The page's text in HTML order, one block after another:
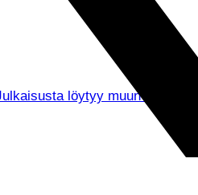
löytyy muun muassa